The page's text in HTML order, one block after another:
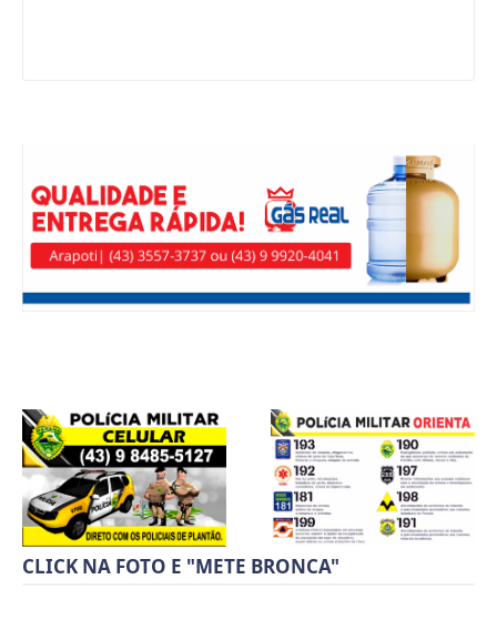
CLICK NA FOTO E "METE BRONCA"